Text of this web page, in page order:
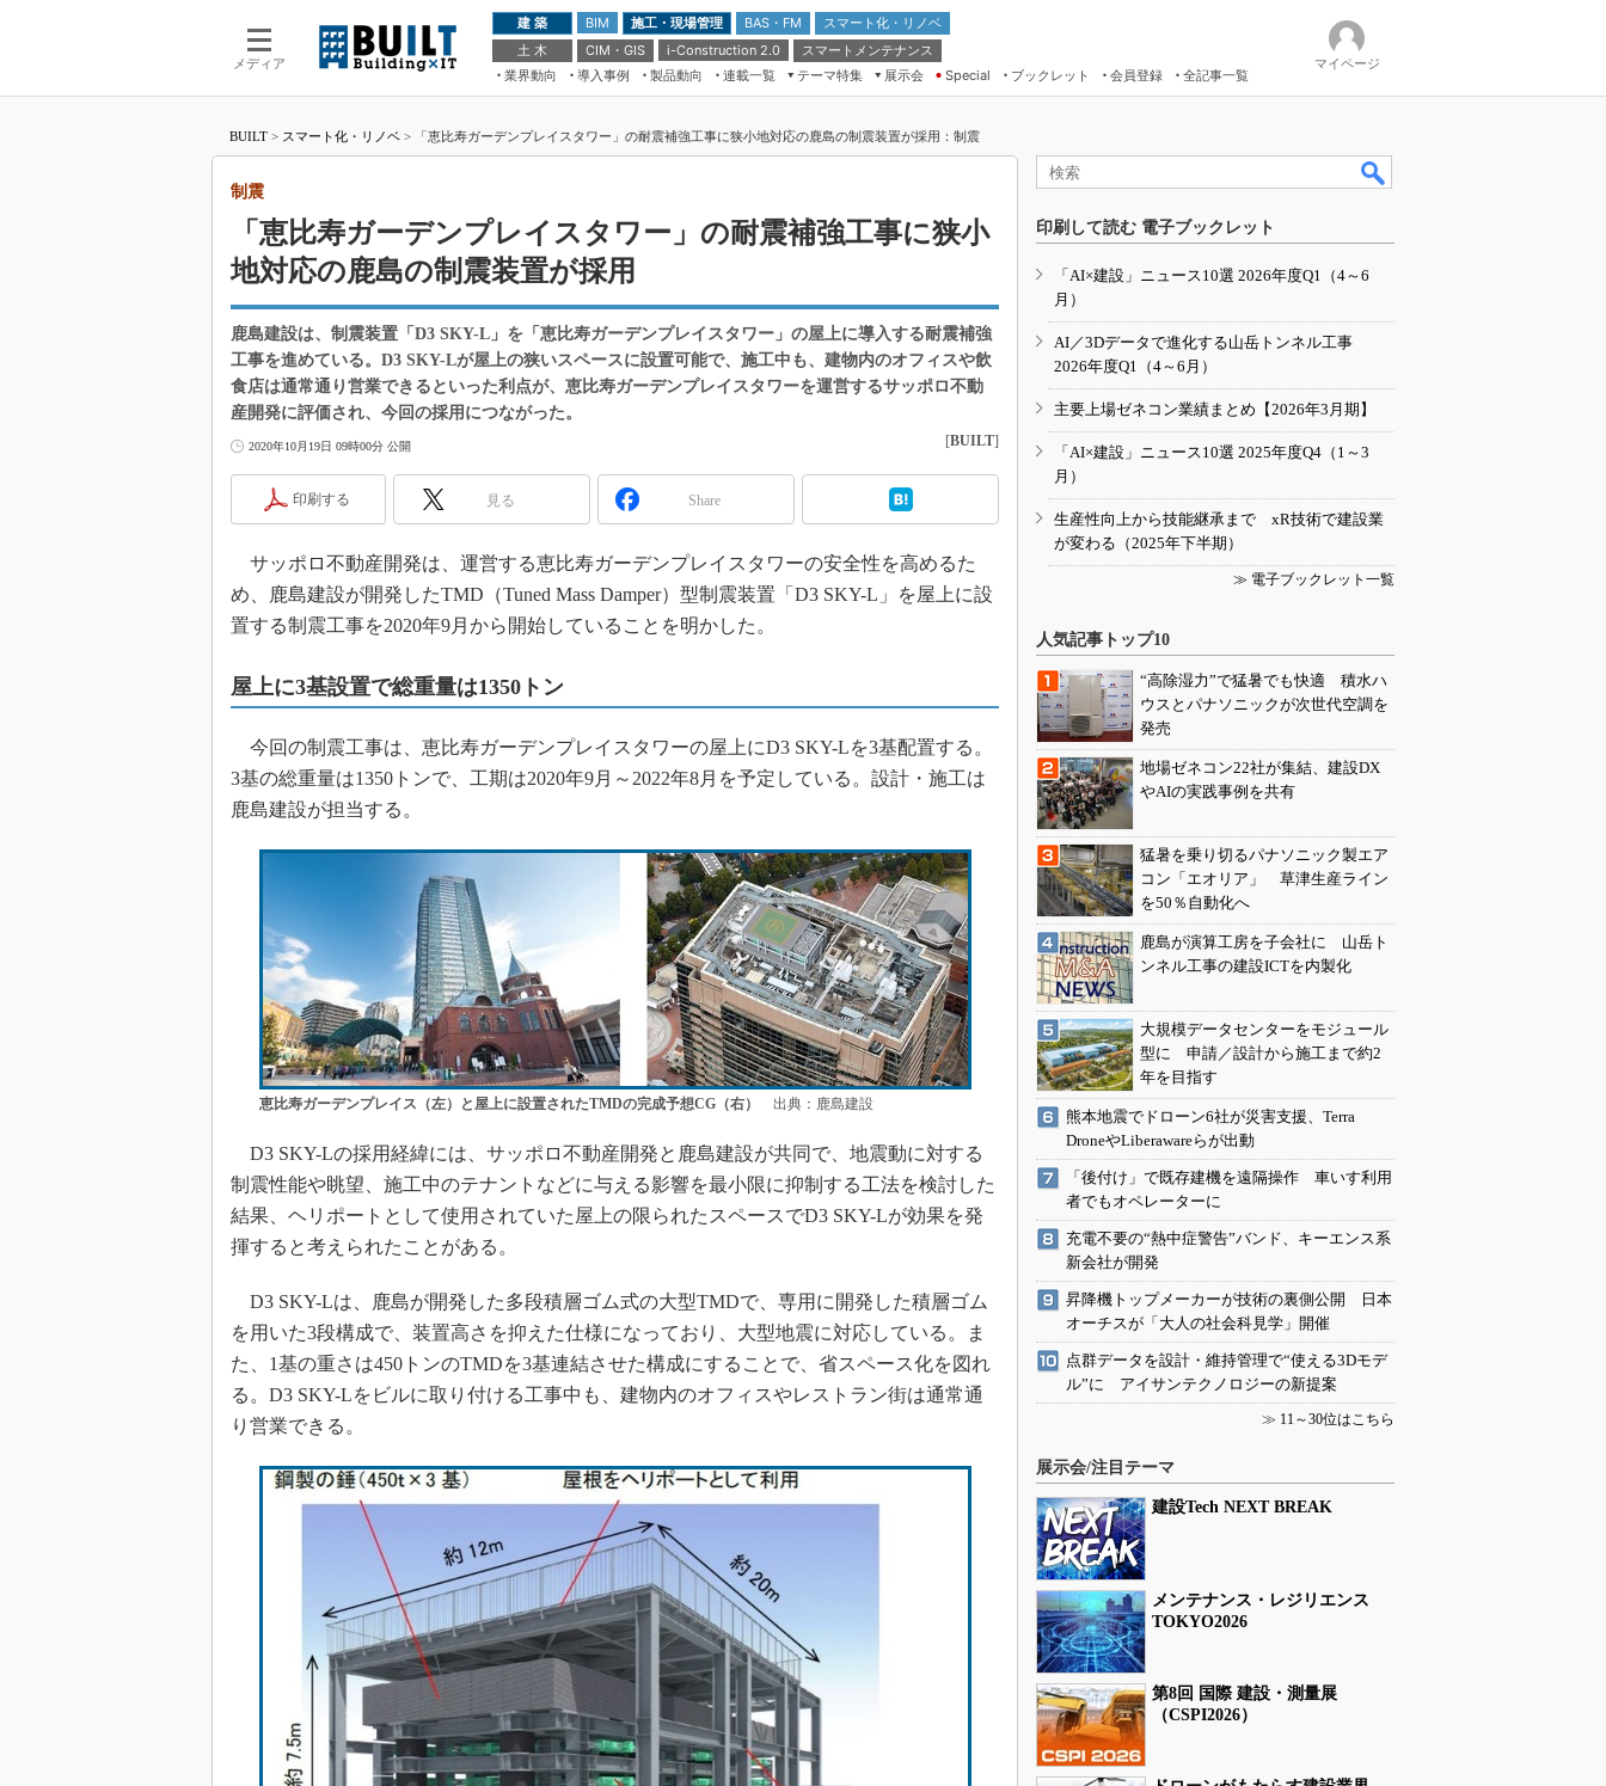
メディア
建 築 BIM 施工・現場管理 BAS・FM
スマート化・リノベ
土 木
CIM・GIS i-Construction 2.0
スマートメンテナンス
業界動向
導入事例 製品動向 連載一覧
テーマ特集
ドローンがもたらす建設業界の“ゲー
ムチェンジ” Ver.2.0
“Society5.0”時代のスマートビル
VR／ARが描くモノづくりのミライ
展示会
第8回 国際 建設・測量展
築・土木・不動産の先端技術展－
メンテナンス・レジリエンスOSAKA
2020
日本 ものづくりワールド 2020
メンテナンス・レジリエンスTOKYO
Special ブックレット 会員登録 全記事一覧
マイページ
BUILT > スマート化・リノベ > 「恵比寿ガーデンプレイスタワー」の耐震補強工事に狭小地対応の鹿島の制震装置が採用：制震
「恵比寿ガーデンプレイスタワー」の耐震補強工事に狭小
地対応の鹿島の制震装置が採用
制震
鹿島建設は、制震装置「D3 SKY-L」を「恵比寿ガーデンプレイスタワー」の屋上に導入する耐震補強
工事を進めている。D3 SKY-Lが屋上の狭いスペースに設置可能で、施工中も、建物内のオフィスや飲
食店は通常通り営業できるといった利点が、恵比寿ガーデンプレイスタワーを運営するサッポロ不動
産開発に評価され、今回の採用につながった。
2020年10月19日 09時00分 公開 [BUILT]
印刷する 見る Share
サッポロ不動産開発は、運営する恵比寿ガーデンプレイスタワーの安全性を高めるた
め、鹿島建設が開発したTMD（Tuned Mass Damper）型制震装置「D3 SKY-L」を屋上に設
置する制震工事を2020年9月から開始していることを明かした。
屋上に3基設置で総重量は1350トン
今回の制震工事は、恵比寿ガーデンプレイスタワーの屋上にD3 SKY-Lを3基配置する。
3基の総重量は1350トンで、工期は2020年9月～2022年8月を予定している。設計・施工は
鹿島建設が担当する。
恵比寿ガーデンプレイス（左）と屋上に設置されたTMDの完成予想CG（右） 出典：鹿島建設
D3 SKY-Lの採用経緯には、サッポロ不動産開発と鹿島建設が共同で、地震動に対する
制震性能や眺望、施工中のテナントなどに与える影響を最小限に抑制する工法を検討した
結果、ヘリポートとして使用されていた屋上の限られたスペースでD3 SKY-Lが効果を発
揮すると考えられたことがある。
D3 SKY-Lは、鹿島が開発した多段積層ゴム式の大型TMDで、専用に開発した積層ゴム
を用いた3段構成で、装置高さを抑えた仕様になっており、大型地震に対応している。ま
た、1基の重さは450トンのTMDを3基連結させた構成にすることで、省スペース化を図れ
る。D3 SKY-Lをビルに取り付ける工事中も、建物内のオフィスやレストラン街は通常通
り営業できる。
印刷して読む 電子ブックレット
「AI×建設」ニュース10選 2026年度Q1（4～6
月）
AI／3Dデータで進化する山岳トンネル工事
2026年度Q1（4～6月）
主要上場ゼネコン業績まとめ【2026年3月期】
「AI×建設」ニュース10選 2025年度Q4（1～3
月）
生産性向上から技能継承まで xR技術で建設業
が変わる（2025年下半期）
≫ 電子ブックレット一覧
人気記事トップ10
“高除湿力”で猛暑でも快適 積水ハ
ウスとパナソニックが次世代空調を
発売
地場ゼネコン22社が集結、建設DX
やAIの実践事例を共有
猛暑を乗り切るパナソニック製エア
コン「エオリア」 草津生産ライン
を50％自動化へ
鹿島が演算工房を子会社に 山岳ト
ンネル工事の建設ICTを内製化
大規模データセンターをモジュール
型に 申請／設計から施工まで約2
年を目指す
熊本地震でドローン6社が災害支援、Terra
DroneやLiberawareらが出動
「後付け」で既存建機を遠隔操作 車いす利用
者でもオペレーターに
充電不要の“熱中症警告”バンド、キーエンス系
新会社が開発
昇降機トップメーカーが技術の裏側公開 日本
オーチスが「大人の社会科見学」開催
点群データを設計・維持管理で“使える3Dモデ
ル”に アイサンテクノロジーの新提案
≫ 11～30位はこちら
展示会/注目テーマ
建設Tech NEXT BREAK
メンテナンス・レジリエンス
TOKYO2026
第8回 国際 建設・測量展
（CSPI2026）